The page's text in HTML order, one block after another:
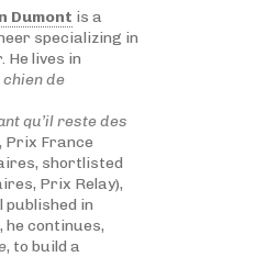
Dumont is a
specializing in
He lives in
chien de
qu’il reste des
Prix France
shortlisted
Prix Relay),
published in
he continues,
, to build a